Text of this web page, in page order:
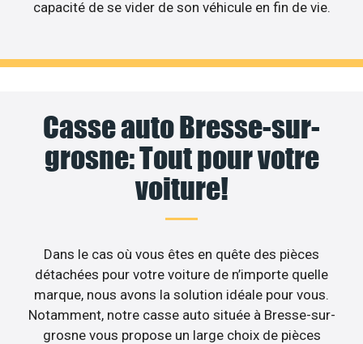
capacité de se vider de son véhicule en fin de vie.
Casse auto Bresse-sur-
grosne: Tout pour votre
voiture!
Dans le cas où vous êtes en quête des pièces
détachées pour votre voiture de n’importe quelle
marque, nous avons la solution idéale pour vous.
Notamment, notre casse auto située à Bresse-sur-
grosne vous propose un large choix de pièces